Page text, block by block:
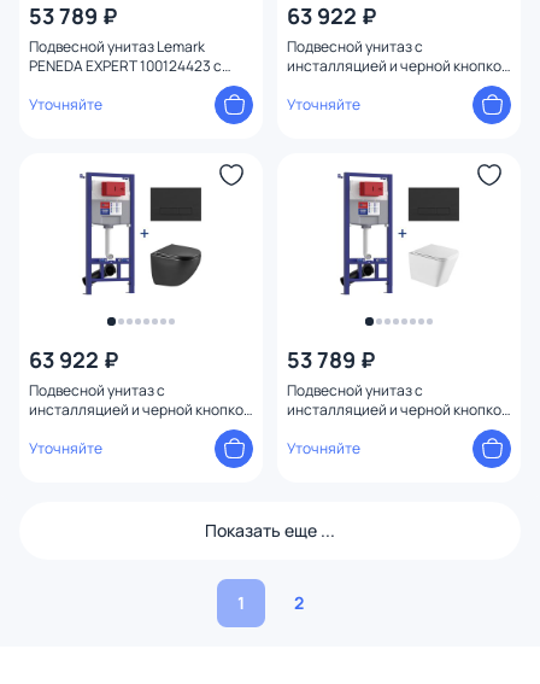
53 789 ₽
Подвесной унитаз Lemark
PENEDA EXPERT 100124423 с
инсталляцией и кнопкой смыва
хром
Уточняйте
63 922 ₽
Подвесной унитаз с
инсталляцией и черной кнопкой
смыва Lemark PENEDA EXPERT
100122236, черный матовый
Уточняйте
63 922 ₽
Подвесной унитаз с
инсталляцией и черной кнопкой
смыва Lemark PENEDA EXPERT
100122237, черный матовый
Уточняйте
53 789 ₽
Подвесной унитаз с
инсталляцией и черной кнопкой
смыва Lemark PENEDA EXPERT
100124424
Уточняйте
Показать еще ...
1 2